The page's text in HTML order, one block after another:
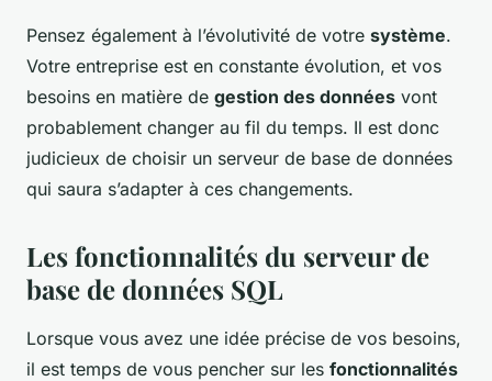
Pensez également à l’évolutivité de votre système.
Votre entreprise est en constante évolution, et vos
besoins en matière de gestion des données vont
probablement changer au fil du temps. Il est donc
judicieux de choisir un serveur de base de données
qui saura s’adapter à ces changements.
Les fonctionnalités du serveur de
base de données SQL
Lorsque vous avez une idée précise de vos besoins,
il est temps de vous pencher sur les fonctionnalités